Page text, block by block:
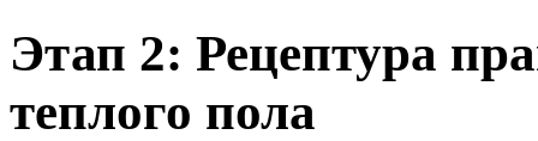
Этап 2: Рецептура
теплого пола